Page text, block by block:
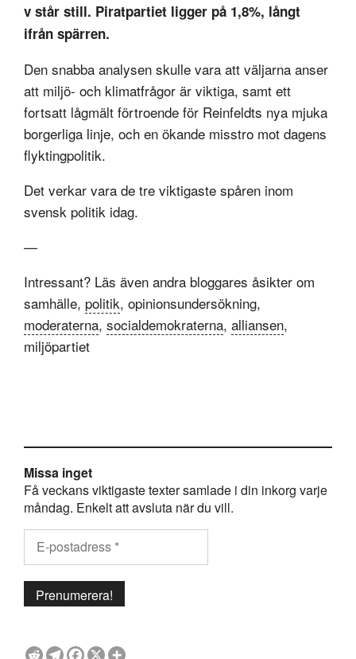
v står still. Piratpartiet ligger på 1,8%, långt
ifrån spärren.
Den snabba analysen skulle vara att väljarna anser
att miljö- och klimatfrågor är viktiga, samt ett
fortsatt lågmält förtroende för Reinfeldts nya mjuka
borgerliga linje, och en ökande misstro mot dagens
flyktingpolitik.
Det verkar vara de tre viktigaste spåren inom
svensk politik idag.
—
Intressant? Läs även andra bloggares åsikter om
samhälle, politik, opinionsundersökning,
moderaterna, socialdemokraterna, alliansen,
miljöpartiet
Missa inget
Få veckans viktigaste texter samlade i din inkorg varje
måndag. Enkelt att avsluta när du vill.